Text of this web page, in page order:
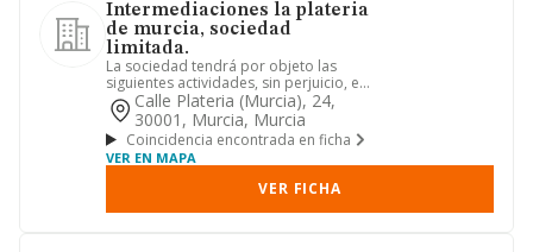
Intermediaciones la plateria
de murcia, sociedad
limitada.
La sociedad tendrá por objeto las
siguientes actividades, sin perjuicio, en
su caso, a lo estableci...
Calle Plateria (murcia), 24,
30001, Murcia, Murcia
Coincidencia encontrada en ficha
VER EN MAPA
VER FICHA